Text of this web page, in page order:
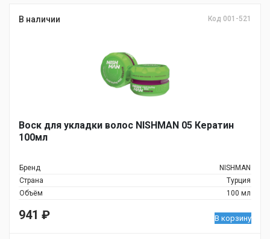
В наличии Код 001-521
Воск для укладки волос NISHMAN 05 Кератин
100мл
Бренд
NISHMAN
Страна
Турция
Объём
100 мл
941 ₽ В корзину